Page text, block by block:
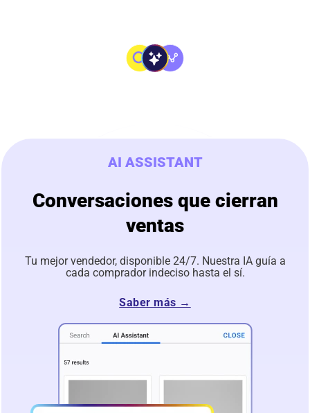
AI ASSISTANT
Conversaciones que cierran
ventas
Tu mejor vendedor, disponible 24/7. Nuestra IA guía a
cada comprador indeciso hasta el sí.
Saber más →